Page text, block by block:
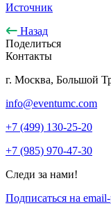
Источник
Назад
Поделиться
Контакты
г. Москва, Большой
info@eventumc.com
+7 (499) 130-25-20
+7 (985) 970-47-30
Следи за нами!
Подписаться на